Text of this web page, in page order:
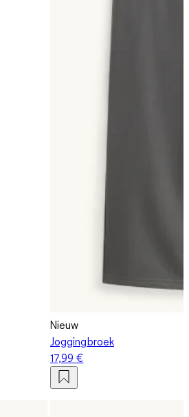
Nieuw
Joggingbroek
17,99 €